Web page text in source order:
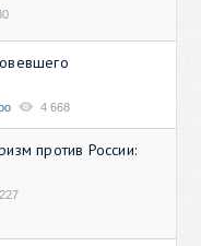
4 668
против России: